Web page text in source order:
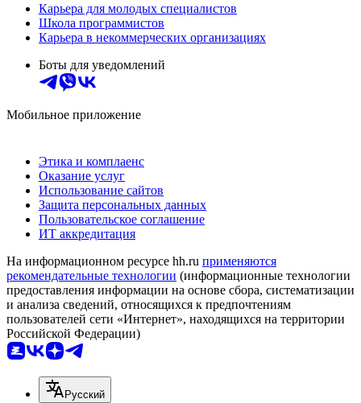
Карьера для молодых специалистов
Школа программистов
Карьера в некоммерческих организациях
Боты для уведомлений
Мобильное приложение
Этика и комплаенс
Оказание услуг
Использование сайтов
Защита персональных данных
Пользовательское соглашение
ИТ аккредитация
На информационном ресурсе hh.ru применяются
рекомендательные технологии (информационные технологии
предоставления информации на основе сбора, систематизации
и анализа сведений, относящихся к предпочтениям
пользователей сети «Интернет», находящихся на территории
Российской Федерации)
Русский